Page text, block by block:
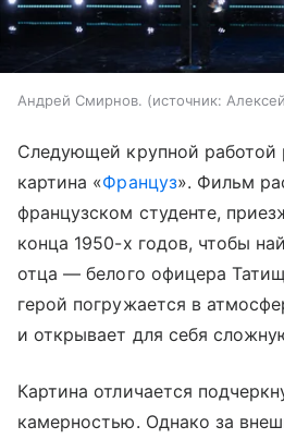
Андрей Смирнов. источник:
Следующей крупной работой
картина «Француз». Фильм
французском студенте,
конца 1950-х годов, чтобы
отца — белого офицера
герой погружается в
и открывает для себя
Картина отличается
камерностью. Однако за